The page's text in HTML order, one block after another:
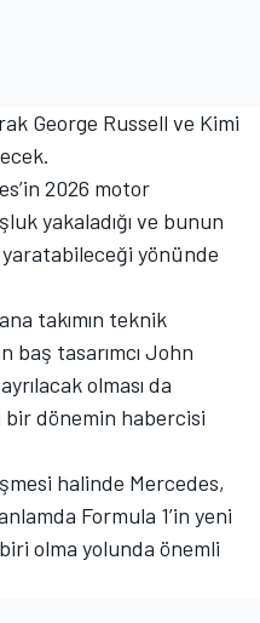
George Russell ve Kimi
2026 motor
yakaladığı ve bunun
yönünde
takımın teknik
baş tasarımcı John
olması da
dönemin habercisi
halinde Mercedes,
Formula 1’in yeni
olma yolunda önemli